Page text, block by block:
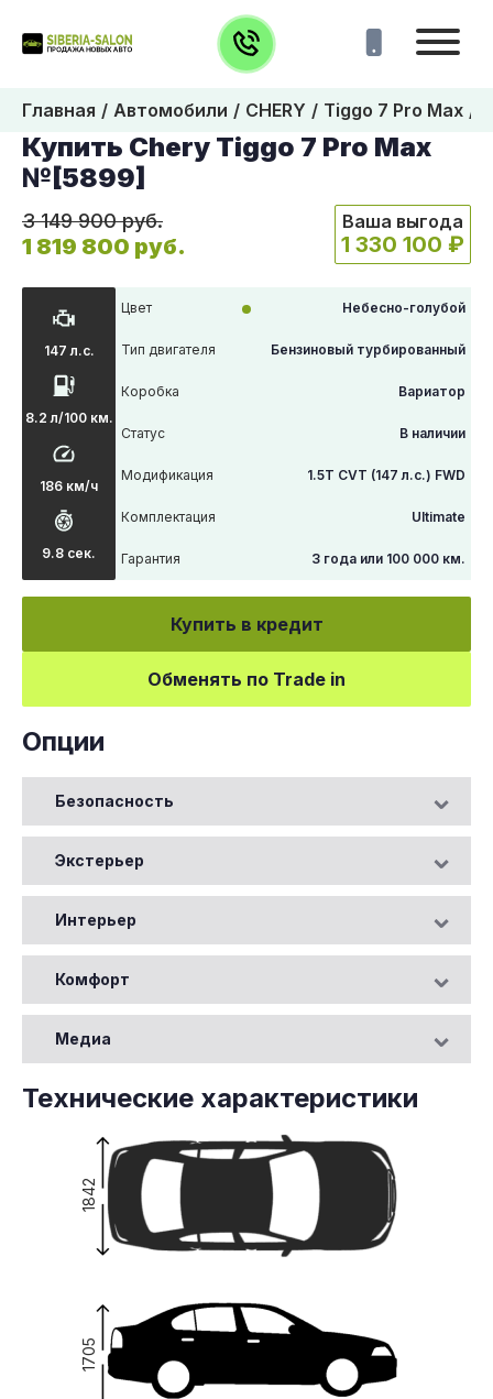
Главная Автомобили CHERY Tiggo 7 Pro Max
Купить Chery Tiggo 7 Pro Max
№[5899]
3 149 900 руб.
1 819 800 руб.
Ваша выгода
1 330 100 ₽
147 л.с.
8.2 л/100 км.
186 км/ч
9.8 сек.
Цвет Небесно-голубой
Тип двигателя Бензиновый турбированный
Коробка Вариатор
Статус В наличии
Модификация 1.5T CVT (147 л.с.) FWD
Комплектация Ultimate
Гарантия 3 года или 100 000 км.
Купить в кредит
Обменять по Trade in
Опции
Безопасность
Экстерьер
Интерьер
Комфорт
Медиа
Технические характеристики
1705
1842